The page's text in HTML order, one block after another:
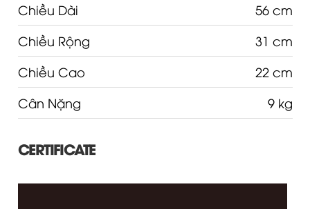
Chiều Dài
56 cm
Chiều Rộng
31 cm
Chiều Cao
22 cm
Cân Nặng
9 kg
CERTIFICATE